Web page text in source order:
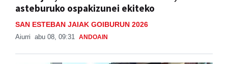
asteburuko ospakizunei ekiteko
SAN ESTEBAN JAIAK GOIBURUN 2026
Aiurri abu 08, 09:31 ANDOAIN